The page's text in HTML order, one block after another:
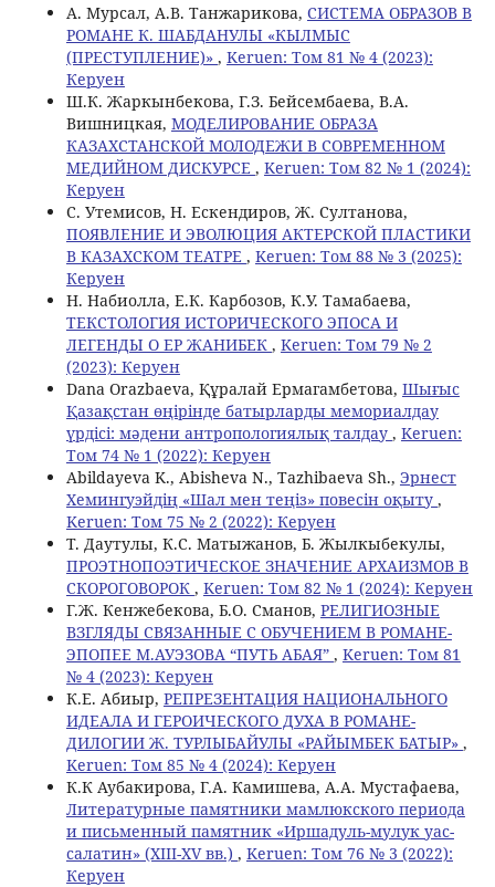
А. Мурсал, А.В. Танжарикова, СИСТЕМА ОБРАЗОВ В
РОМАНЕ К. ШАБДАНУЛЫ «КЫЛМЫС
(ПРЕСТУПЛЕНИЕ)» , Keruen: Том 81 № 4 (2023):
Керуен
Ш.К. Жаркынбекова, Г.З. Бейсембаева, В.А.
Вишницкая, МОДЕЛИРОВАНИЕ ОБРАЗА
КАЗАХСТАНСКОЙ МОЛОДЕЖИ В СОВРЕМЕННОМ
МЕДИЙНОМ ДИСКУРСЕ , Keruen: Том 82 № 1 (2024):
Керуен
С. Утемисов, Н. Ескендиров, Ж. Султанова,
ПОЯВЛЕНИЕ И ЭВОЛЮЦИЯ АКТЕРСКОЙ ПЛАСТИКИ
В КАЗАХСКОМ ТЕАТРЕ , Keruen: Том 88 № 3 (2025):
Керуен
Н. Набиолла, Е.К. Карбозов, К.У. Тамабаева,
ТЕКСТОЛОГИЯ ИСТОРИЧЕСКОГО ЭПОСА И
ЛЕГЕНДЫ О ЕР ЖАНИБЕК , Keruen: Том 79 № 2
(2023): Керуен
Dana Orazbaeva, Құралай Ермагамбетова, Шығыс
Қазақстан өңірінде батырларды мемориалдау
үрдісі: мәдени антропологиялық талдау , Keruen:
Том 74 № 1 (2022): Керуен
Abildayeva K., Abisheva N., Tazhibaeva Sh., Эрнест
Хемингуэйдің «Шал мен теңіз» повесін оқыту ,
Keruen: Том 75 № 2 (2022): Керуен
Т. Даутулы, К.С. Матыжанов, Б. Жылкыбекулы,
ПРОЭТНОПОЭТИЧЕСКОЕ ЗНАЧЕНИЕ АРХАИЗМОВ В
СКОРОГОВОРОК , Keruen: Том 82 № 1 (2024): Керуен
Г.Ж. Кенжебекова, Б.О. Сманов, РЕЛИГИОЗНЫЕ
ВЗГЛЯДЫ СВЯЗАННЫЕ С ОБУЧЕНИЕМ В РОМАНЕ-
ЭПОПЕЕ М.АУЭЗОВА “ПУТЬ АБАЯ” , Keruen: Том 81
№ 4 (2023): Керуен
К.Е. Абиыр, РЕПРЕЗЕНТАЦИЯ НАЦИОНАЛЬНОГО
ИДЕАЛА И ГЕРОИЧЕСКОГО ДУХА В РОМАНЕ-
ДИЛОГИИ Ж. ТУРЛЫБАЙУЛЫ «РАЙЫМБЕК БАТЫР» ,
Keruen: Том 85 № 4 (2024): Керуен
К.К Аубакирова, Г.А. Камишева, А.А. Мустафаева,
Литературные памятники мамлюкского периода
и письменный памятник «Иршадуль-мулук уас-
салатин» (XIII-XV вв.) , Keruen: Том 76 № 3 (2022):
Керуен